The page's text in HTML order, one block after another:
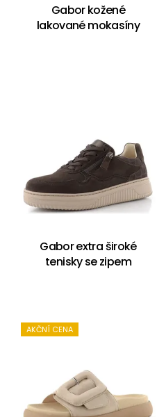
Gabor kožené
lakované mokasíny
Gabor extra široké
tenisky se zipem
AKČNÍ CENA